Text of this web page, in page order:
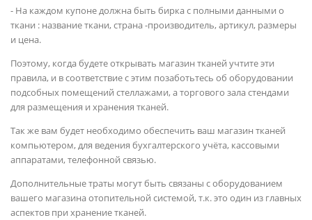
- На каждом купоне должна быть бирка с полными данными о
ткани : название ткани, страна -производитель, артикул, размеры
и цена.
Поэтому, когда будете открывать магазин тканей учтите эти
правила, и в соответствие с этим позаботьтесь об оборудовании
подсобных помещений стеллажами, а торгового зала стендами
для размещения и хранения тканей.
Так же вам будет необходимо обеспечить ваш магазин тканей
компьютером, для ведения бухгалтерского учёта, кассовыми
аппаратами, телефонной связью.
Дополнительные траты могут быть связаны с оборудованием
вашего магазина отопительной системой, т.к. это один из главных
аспектов при хранение тканей.